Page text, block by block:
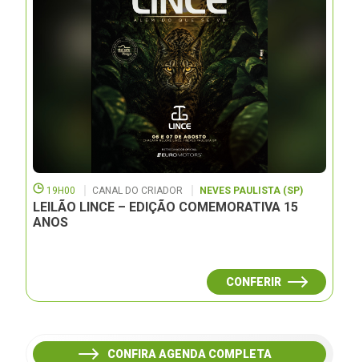
19H00 CANAL DO CRIADOR NEVES PAULISTA (SP)
LEILÃO LINCE – EDIÇÃO COMEMORATIVA 15
ANOS
CONFERIR
CONFIRA AGENDA COMPLETA